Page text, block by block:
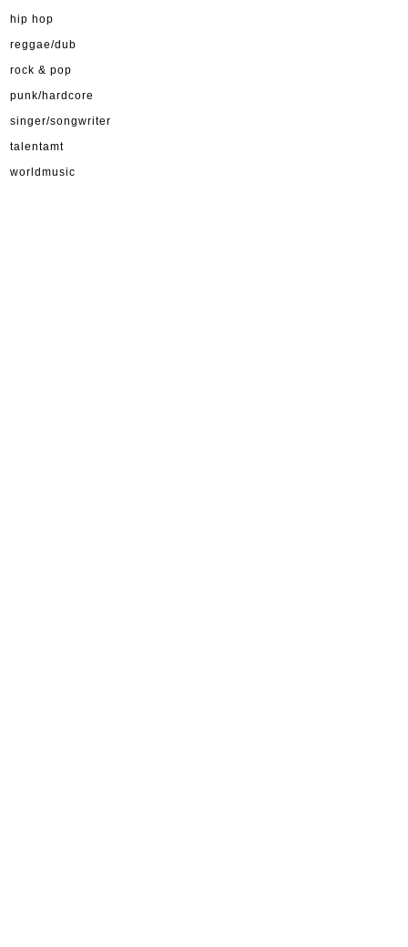
hip hop
reggae/dub
rock & pop
punk/hardcore
singer/songwriter
talentamt
worldmusic